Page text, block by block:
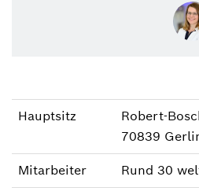
Trix Boehne
Sprecherin Unternehmen,
+49 30 32788-561
Hauptsitz
Robert-
70839
Mitarbeiter Rund 30